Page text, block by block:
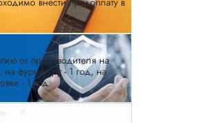
от производителя на
на фурнитуру - 1 год, на
- 1 год.